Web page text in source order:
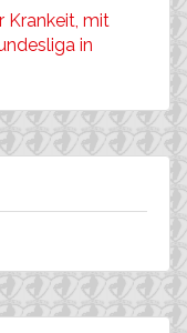
Krankeit, mit
in